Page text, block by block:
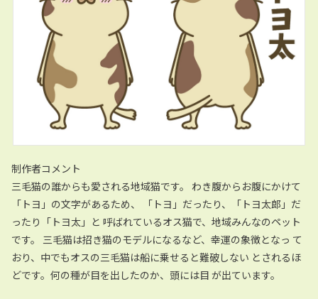
制作者コメント
三毛猫の誰からも愛される地域猫です。 わき腹からお腹にかけて
「トヨ」の文字があるため、 「トヨ」だったり、「トヨ太郎」だ
ったり「トヨ太」と 呼ばれているオス猫で、地域みんなのペット
です。 三毛猫は招き猫のモデルになるなど、幸運の象徴となっ て
おり、中でもオスの三毛猫は船に乗せると難破しない とされるほ
どです。何の種が目を出したのか、頭には目 が出ています。